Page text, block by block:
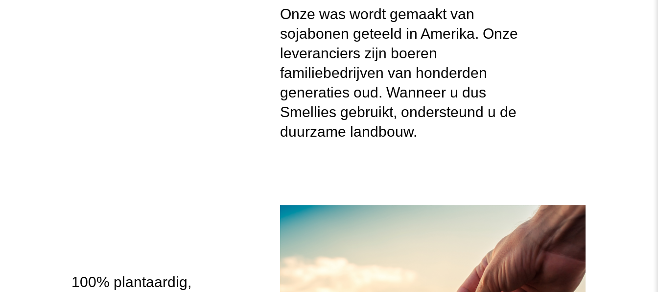
Onze was wordt gemaakt van
sojabonen geteeld in Amerika. Onze
leveranciers zijn boeren
familiebedrijven van honderden
generaties oud. Wanneer u dus
Smellies gebruikt, ondersteund u de
duurzame landbouw.
100% plantaardig,